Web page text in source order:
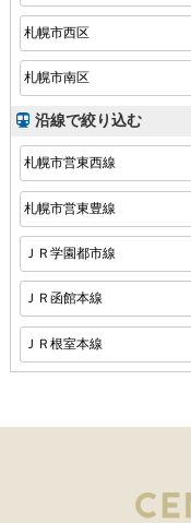
札幌市西区
札幌市南区
沿線で絞り込む
札幌市営東西線
札幌市営東豊線
ＪＲ学園都市線
ＪＲ函館本線
ＪＲ根室本線